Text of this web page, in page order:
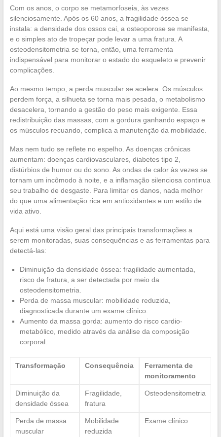
Com os anos, o corpo se metamorfoseia, às vezes
silenciosamente. Após os 60 anos, a fragilidade óssea se
instala: a densidade dos ossos cai, a osteoporose se manifesta,
e o simples ato de tropeçar pode levar a uma fratura. A
osteodensitometria se torna, então, uma ferramenta
indispensável para monitorar o estado do esqueleto e prevenir
complicações.
Ao mesmo tempo, a perda muscular se acelera. Os músculos
perdem força, a silhueta se torna mais pesada, o metabolismo
desacelera, tornando a gestão do peso mais exigente. Essa
redistribuição das massas, com a gordura ganhando espaço e
os músculos recuando, complica a manutenção da mobilidade.
Mas nem tudo se reflete no espelho. As doenças crônicas
aumentam: doenças cardiovasculares, diabetes tipo 2,
distúrbios de humor ou do sono. As ondas de calor às vezes se
tornam um incômodo à noite, e a inflamação silenciosa continua
seu trabalho de desgaste. Para limitar os danos, nada melhor
do que uma alimentação rica em antioxidantes e um estilo de
vida ativo.
Aqui está uma visão geral das principais transformações a
serem monitoradas, suas consequências e as ferramentas para
detectá-las:
Diminuição da densidade óssea: fragilidade aumentada,
risco de fratura, a ser detectada por meio da
osteodensitometria.
Perda de massa muscular: mobilidade reduzida,
diagnosticada durante um exame clínico.
Aumento da massa gorda: aumento do risco cardio-
metabólico, medido através da análise da composição
corporal.
Transformação Consequência
Ferramenta de
monitoramento
Diminuição da
densidade óssea
Fragilidade,
fratura
Osteodensitometria
Perda de massa
muscular
Mobilidade
reduzida
Exame clínico